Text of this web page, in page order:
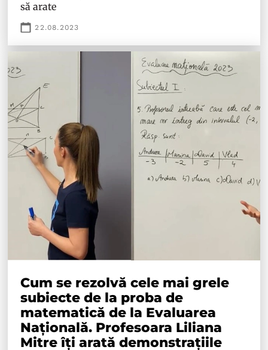
să arate
22.08.2023
Cum se rezolvă cele mai grele
subiecte de la proba de
matematică de la Evaluarea
Națională. Profesoara Liliana
Mitre îți arată demonstrațiile